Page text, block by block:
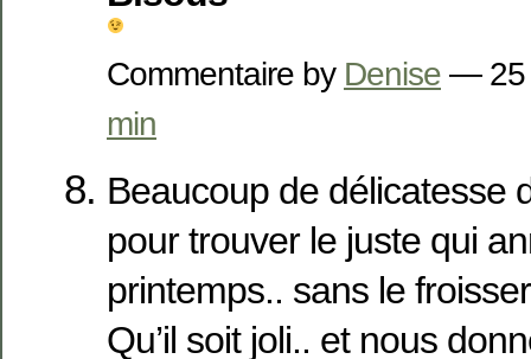
Commentaire by Denise — 25
min
Beaucoup de délicatesse
pour trouver le juste qui
printemps.. sans le
Qu’il soit joli.. et nous